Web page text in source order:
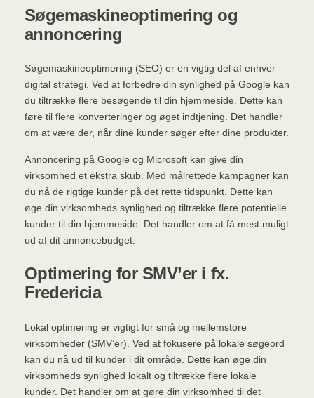
Søgemaskineoptimering og
annoncering
Søgemaskineoptimering (SEO) er en vigtig del af enhver
digital strategi. Ved at forbedre din synlighed på Google kan
du tiltrække flere besøgende til din hjemmeside. Dette kan
føre til flere konverteringer og øget indtjening. Det handler
om at være der, når dine kunder søger efter dine produkter.
Annoncering på Google og Microsoft kan give din
virksomhed et ekstra skub. Med målrettede kampagner kan
du nå de rigtige kunder på det rette tidspunkt. Dette kan
øge din virksomheds synlighed og tiltrække flere potentielle
kunder til din hjemmeside. Det handler om at få mest muligt
ud af dit annoncebudget.
Optimering for SMV’er i fx.
Fredericia
Lokal optimering er vigtigt for små og mellemstore
virksomheder (SMV’er). Ved at fokusere på lokale søgeord
kan du nå ud til kunder i dit område. Dette kan øge din
virksomheds synlighed lokalt og tiltrække flere lokale
kunder. Det handler om at gøre din virksomhed til det